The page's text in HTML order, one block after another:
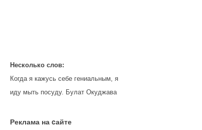
Несколько слов:
Когда я кажусь себе гениальным, я
иду мыть посуду. Булат Окуджава
Реклама на cайте